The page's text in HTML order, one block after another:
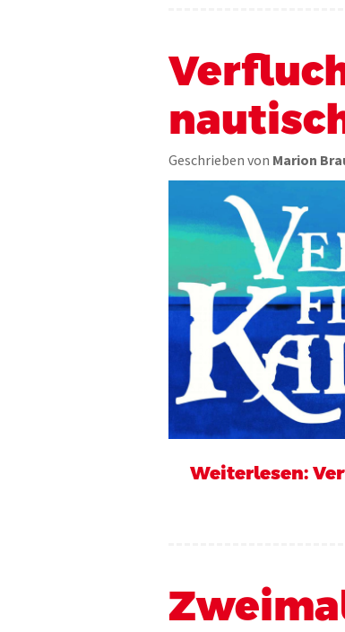
Geschrieben von Marion
Weiterlesen: